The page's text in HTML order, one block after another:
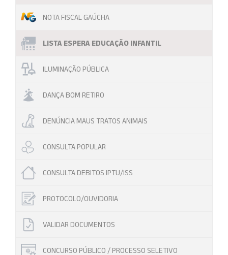
NOTA FISCAL GAÚCHA
LISTA ESPERA EDUCAÇÃO INFANTIL
ILUMINAÇÃO PÚBLICA
DANÇA BOM RETIRO
DENÚNCIA MAUS TRATOS ANIMAIS
CONSULTA POPULAR
CONSULTA DEBITOS IPTU/ISS
PROTOCOLO/OUVIDORIA
VALIDAR DOCUMENTOS
CONCURSO PÚBLICO / PROCESSO SELETIVO